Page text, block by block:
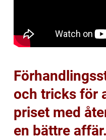
och tricks för
priset med
en bättre affär.